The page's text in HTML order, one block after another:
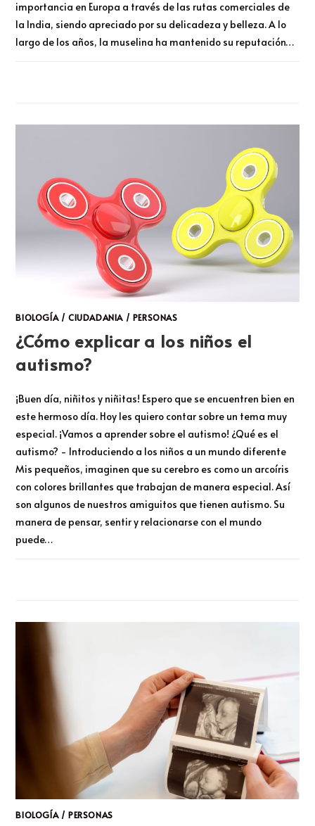
importancia en Europa a través de las rutas comerciales de
la India, siendo apreciado por su delicadeza y belleza. A lo
largo de los años, la muselina ha mantenido su reputación…
BIOLOGÍA/CIUDADANIA / PERSONAS
¿Cómo explicar a los niños el
autismo?
¡Buen día, niñitos y niñitas! Espero que se encuentren bien en
este hermoso día. Hoy les quiero contar sobre un tema muy
especial. ¡Vamos a aprender sobre el autismo! ¿Qué es el
autismo? - Introduciendo a los niños a un mundo diferente
Mis pequeños, imaginen que su cerebro es como un arcoíris
con colores brillantes que trabajan de manera especial. Así
son algunos de nuestros amiguitos que tienen autismo. Su
manera de pensar, sentir y relacionarse con el mundo
puede…
BIOLOGÍA/PERSONAS